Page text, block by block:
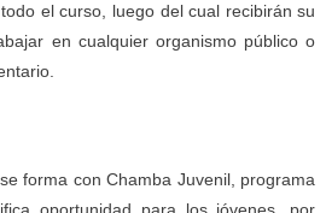
el curso, luego del cual recibirán su
en cualquier organismo público o
forma con Chamba Juvenil, programa